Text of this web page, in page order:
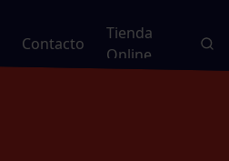
Contacto
Tienda
Online